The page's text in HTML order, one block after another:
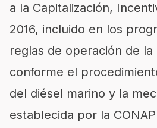
a la Capitalización,
2016, incluido en los
reglas de operación de la
conforme el
del diésel marino y la
establecida por la